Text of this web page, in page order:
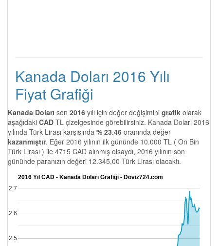
Kanada Doları 2016 Yılı
Fiyat Grafiği
Kanada Doları son 2016 yılı için değer değişimini grafik olarak
aşağıdaki CAD TL çizelgesinde görebilirsiniz. Kanada Doları 2016
yılında Türk Lirası karşısında % 23.46 oranında değer
kazanmıştır. Eğer 2016 yılının ilk gününde 10.000 TL ( On Bin
Türk Lirası ) ile 4715 CAD alınmış olsaydı, 2016 yılının son
gününde paranızın değeri 12.345,00 Türk Lirası olacaktı.
2016 Yıl CAD - Kanada Doları Grafiği - Doviz724.com
2.5
2.6
2.7